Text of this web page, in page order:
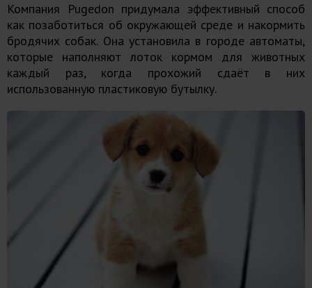
Компания Pugedon придумала эффективный способ
как позаботиться об окружающей среде и накормить
бродячих собак. Она установила в городе автоматы,
которые наполняют лоток кормом для животных
каждый раз, когда прохожий сдаёт в них
использованную пластиковую бутылку.